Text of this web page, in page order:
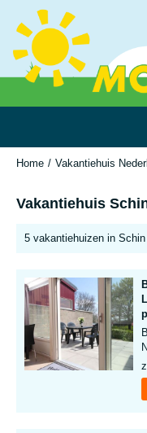
Home Vakantiehuis
Vakantiehuis
5 vakantiehuizen in